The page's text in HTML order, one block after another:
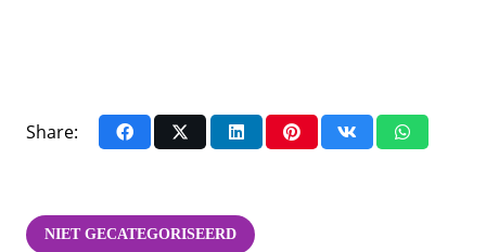
Share:
NIET GECATEGORISEERD